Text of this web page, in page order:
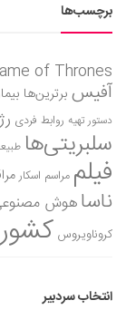
برچسب‌ها
of Thrones
آفیس برترین‌ها
دستور تهیه روابط فردی
سلبریتی‌ها
فیلم مراسم اسکار
ناساهوش
کروناویروس
انتخاب سردبیر